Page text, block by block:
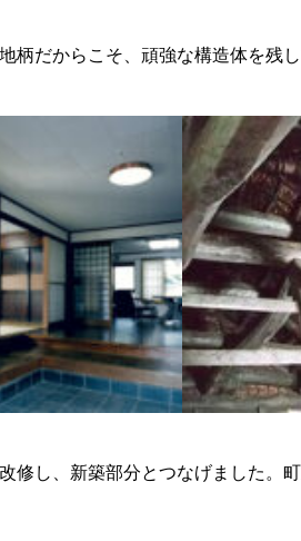
柄だからこそ、頑強な構造体を残し
修し、新築部分とつなげました。